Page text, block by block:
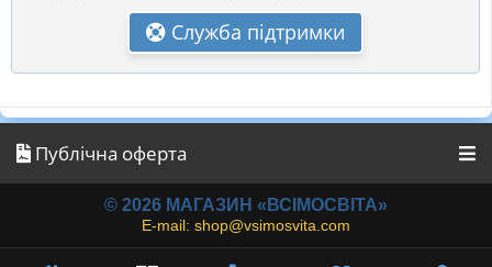
Служба підтримки
Публічна оферта
© 2026 МАГАЗИН «ВСІМОСВІТА»
E-mail: shop@vsimosvita.com